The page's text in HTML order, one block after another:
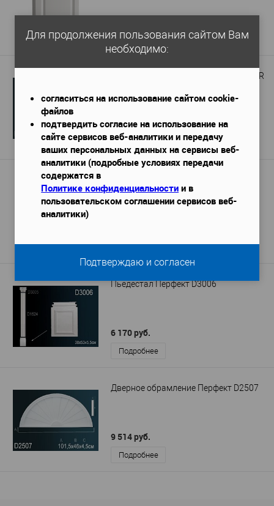
Подробнее
Дверное обрамление Перфект D3028R
3 078 руб.
Подробнее
Габариты (ДхШхВ) —85х18х155 мм
Подробнее
Пьедестал Перфект D3006
6 170 руб.
Подробнее
Дверное обрамление Перфект D2507
9 514 руб.
Подробнее
Для продолжения пользования сайтом Вам
необходимо:
согласиться на использование сайтом cookie-
файлов
подтвердить согласие на использование на
сайте сервисов веб-аналитики и передачу
ваших персональных данных на сервисы веб-
аналитики (подробные условиях передачи
содержатся в
Политике конфиденциальности и в
пользовательском соглашении сервисов веб-
аналитики)
Подтверждаю и согласен